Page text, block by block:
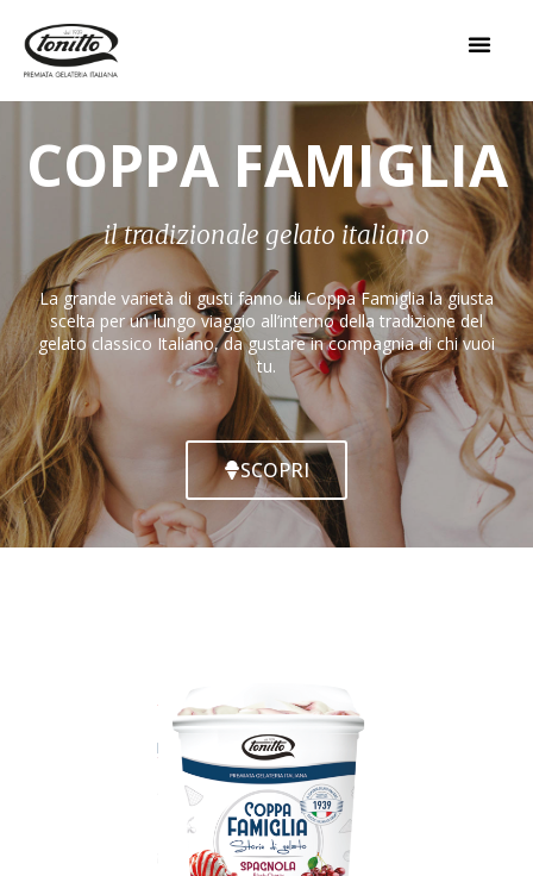
COPPA FAMIGLIA
il tradizionale gelato italiano
La grande varietà di gusti fanno di Coppa Famiglia la giusta
scelta per un lungo viaggio all’interno della tradizione del
gelato classico Italiano, da gustare in compagnia di chi vuoi
tu.
SCOPRI